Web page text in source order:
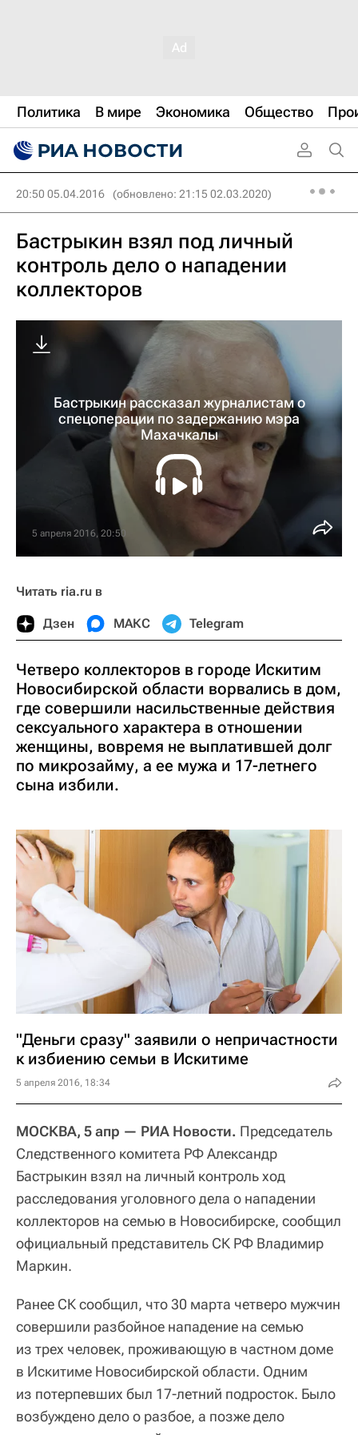
Политика В мире Экономика Общество
20:50 05.04.2016 (обновлено: 21:15 02.03.2020)
Бастрыкин взял под личный
контроль дело о нападении
коллекторов
Бастрыкин рассказал журналистам о
спецоперации по задержанию мэра
Махачкалы
5 апреля 2016, 20:50
Читать ria.ru в
Дзен МАКС Telegram
Четверо коллекторов в городе Искитим
Новосибирской области ворвались в дом,
где совершили насильственные действия
сексуального характера в отношении
женщины, вовремя не выплатившей долг
по микрозайму, а ее мужа и 17-летнего
сына избили.
"Деньги сразу" заявили о непричастности
к избиению семьи в Искитиме
5 апреля 2016, 18:34
МОСКВА, 5 апр — РИА Новости. Председатель
Следственного комитета РФ Александр
Бастрыкин взял на личный контроль ход
расследования уголовного дела о нападении
коллекторов на семью в Новосибирске, сообщил
официальный представитель СК РФ Владимир
Маркин.
Ранее СК сообщил, что 30 марта четверо мужчин
совершили разбойное нападение на семью
из трех человек, проживающую в частном доме
в Искитиме Новосибирской области. Одним
из потерпевших был 17-летний подросток. Было
возбуждено дело о разбое, а позже дело